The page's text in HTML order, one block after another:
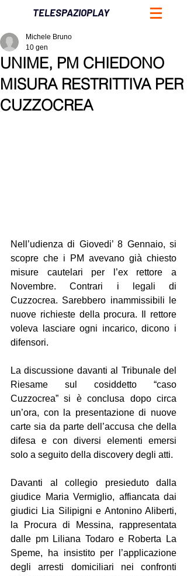
TELESPAZIOPLAY
UNIME, PM CHIEDONO
MISURA RESTRITTIVA PER
CUZZOCREA
Michele Bruno
10 gen
Nell’udienza di Giovedi’ 8 Gennaio, si
scopre che i PM avevano già chiesto
misure cautelari per l’ex rettore a
Novembre. Contrari i legali di
Cuzzocrea. Sarebbero inammissibili le
nuove richieste della procura. Il rettore
voleva lasciare ogni incarico, dicono i
difensori.
La discussione davanti al Tribunale del
Riesame sul cosiddetto “caso
Cuzzocrea” si è conclusa dopo circa
un’ora, con la presentazione di nuove
carte sia da parte dell’accusa che della
difesa e con diversi elementi emersi
solo a seguito della discovery degli atti.
Davanti al collegio presieduto dalla
giudice Maria Vermiglio, affiancata dai
giudici Lia Silipigni e Antonino Aliberti,
la Procura di Messina, rappresentata
dalle pm Liliana Todaro e Roberta La
Speme, ha insistito per l’applicazione
degli arresti domiciliari nei confronti